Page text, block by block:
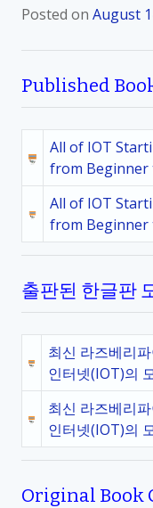
Posted on August
Published
All of IOT
from Beginner
All of IOT
from Beginner
출판된 한글판
최신 라즈베리
인터넷(IOT)의
최신 라즈베리
인터넷(IOT)의
Original Book